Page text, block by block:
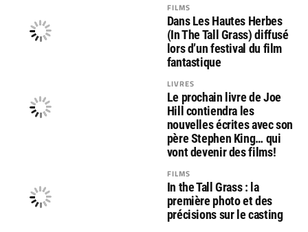
FILMS
Dans Les Hautes Herbes
(In The Tall Grass) diffusé
lors d’un festival du film
fantastique
LIVRES
Le prochain livre de Joe
Hill contiendra les
nouvelles écrites avec son
père Stephen King… qui
vont devenir des films!
FILMS
In the Tall Grass : la
première photo et des
précisions sur le casting